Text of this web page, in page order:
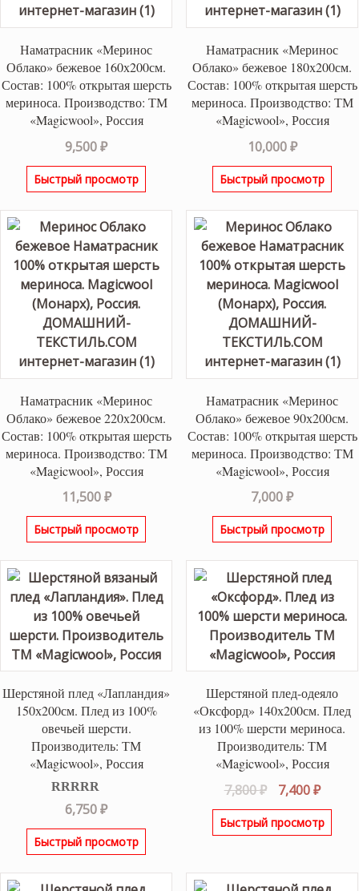
Наматрасник «Меринос
Облако» бежевое 160х200см.
Состав: 100% открытая шерсть
мериноса. Производство: ТМ
«Magicwool», Россия
9,500₽
Быстрый просмотр
Наматрасник «Меринос
Облако» бежевое 180х200см.
Состав: 100% открытая шерсть
мериноса. Производство: ТМ
«Magicwool», Россия
10,000₽
Быстрый просмотр
Наматрасник «Меринос
Облако» бежевое 220х200см.
Состав: 100% открытая шерсть
мериноса. Производство: ТМ
«Magicwool», Россия
11,500₽
Быстрый просмотр
Наматрасник «Меринос
Облако» бежевое 90х200см.
Состав: 100% открытая шерсть
мериноса. Производство: ТМ
«Magicwool», Россия
7,000₽
Быстрый просмотр
Шерстяной плед «Лапландия»
150х200см. Плед из 100%
овечьей шерсти.
Производитель: ТМ
«Magicwool», Россия
Оценка 5.00
из 5
6,750₽
Быстрый просмотр
Шерстяной плед-одеяло
«Оксфорд» 140х200см. Плед
из 100% шерсти мериноса.
Производитель: ТМ
«Magicwool», Россия
7,800₽
цена
составляла
7,400₽
цена:
7,400
Быстрый просмотр